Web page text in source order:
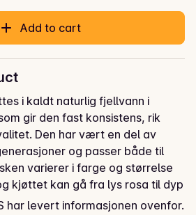
Add to cart
i kaldt naturlig fjellvann i
gir den fast konsistens, rik
Den har vært en del av
og passer både til
varierer i farge og størrelse
kjøttet kan gå fra lys rosa til dyp
omega-3 og
har levert informasjonen ovenfor.